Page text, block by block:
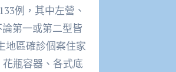
例，其中左營、
第一或第二型皆
地區確診個案住家
瓶容器、各式底